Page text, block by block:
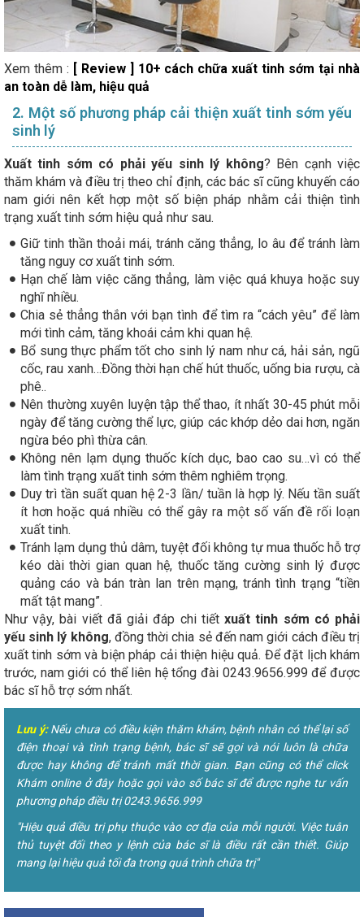
Xem thêm :
[ Review ] 10+ cách chữa xuất tinh sớm tại nhà
an toàn dễ làm, hiệu quả
2. Một số phương pháp cải thiện xuất tinh sớm yếu
sinh lý
Xuất tinh sớm có phải yếu sinh lý không? Bên cạnh việc
thăm khám và điều trị theo chỉ định, các bác sĩ cũng khuyến cáo
nam giới nên kết hợp một số biện pháp nhằm cải thiện tình
trạng xuất tinh sớm hiệu quả như sau.
Giữ tinh thần thoải mái, tránh căng thẳng, lo âu để tránh làm
tăng nguy cơ xuất tinh sớm.
Hạn chế làm việc căng thẳng, làm việc quá khuya hoặc suy
nghĩ nhiều.
Chia sẻ thẳng thắn với bạn tình để tìm ra “cách yêu” để làm
mới tình cảm, tăng khoái cảm khi quan hệ.
Bổ sung thực phẩm tốt cho sinh lý nam như cá, hải sản, ngũ
cốc, rau xanh…Đồng thời hạn chế hút thuốc, uống bia rượu, cà
phê..
Nên thường xuyên luyện tập thể thao, ít nhất 30-45 phút mỗi
ngày để tăng cường thể lực, giúp các khớp dẻo dai hơn, ngăn
ngừa béo phì thừa cân.
Không nên lạm dụng thuốc kích dục, bao cao su…vì có thể
làm tình trạng xuất tinh sớm thêm nghiêm trọng.
Duy trì tần suất quan hệ 2-3 lần/ tuần là hợp lý. Nếu tần suất
ít hơn hoặc quá nhiều có thể gây ra một số vấn đề rối loạn
xuất tinh.
Tránh lạm dụng thủ dâm, tuyệt đối không tự mua thuốc hỗ trợ
kéo dài thời gian quan hệ, thuốc tăng cường sinh lý được
quảng cáo và bán tràn lan trên mạng, tránh tình trạng “tiền
mất tật mang”.
Như vậy, bài viết đã giải đáp chi tiếtxuất tinh sớm có phải
yếu sinh lý không, đồng thời chia sẻ đến nam giới cách điều trị
xuất tinh sớm và biện pháp cải thiện hiệu quả. Để đặt lịch khám
trước, nam giới có thể liên hệ tổng đài 0243.9656.999 để được
bác sĩ hỗ trợ sớm nhất.
Lưu ý:Nếu chưa có điều kiện thăm khám, bệnh nhân có thể lại số
điện thoại và tình trạng bệnh, bác sĩ sẽ gọi và nói luôn là chữa
được hay không để tránh mất thời gian. Bạn cũng có thể click
Khám online ở đây hoặc gọi vào số bác sĩ để được nghe tư vấn
phương pháp điều trị 0243.9656.999
"Hiệu quả điều trị phụ thuộc vào cơ địa của mỗi người. Việc tuân
thủ tuyệt đối theo y lệnh của bác sĩ là điều rất cần thiết. Giúp
mang lại hiệu quả tối đa trong quá trình chữa trị"